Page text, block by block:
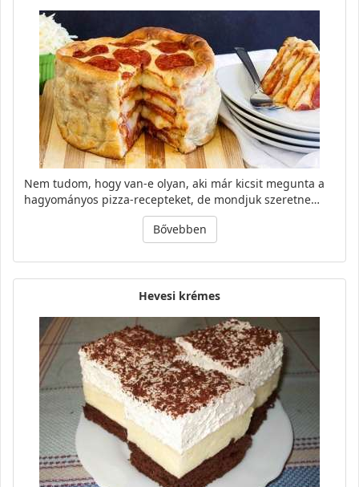
Nem tudom, hogy van-e olyan, aki már kicsit megunta a
hagyományos pizza-recepteket, de mondjuk szeretne…
Bővebben
Hevesi krémes